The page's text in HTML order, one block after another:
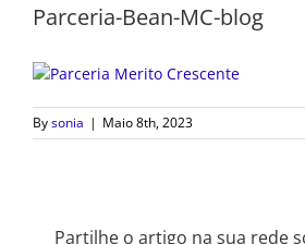
Parceria-Bean-MC-blog
Bysonia | Maio 8th, 2023
Partilhe o artigo na sua rede